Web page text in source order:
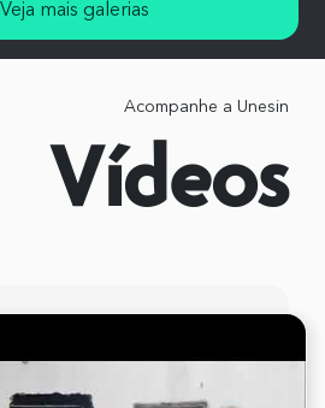
Veja mais galerias
Acompanhe a Unesin
Vídeos